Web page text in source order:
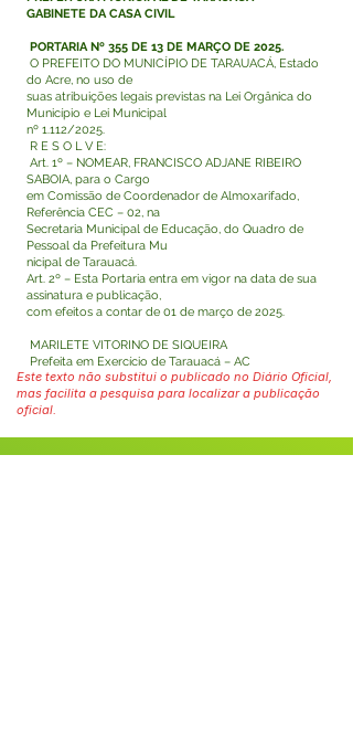
GABINETE DA CASA CIVIL
PORTARIA Nº 355 DE 13 DE MARÇO DE 2025.
O PREFEITO DO MUNICÍPIO DE TARAUACÁ, Estado
do Acre, no uso de
suas atribuições legais previstas na Lei Orgânica do
Município e Lei Municipal
nº 1.112/2025.
R E S O L V E:
Art. 1º – NOMEAR, FRANCISCO ADJANE RIBEIRO
SABOIA, para o Cargo
em Comissão de Coordenador de Almoxarifado,
Referência CEC – 02, na
Secretaria Municipal de Educação, do Quadro de
Pessoal da Prefeitura Mu
nicipal de Tarauacá.
Art. 2º – Esta Portaria entra em vigor na data de sua
assinatura e publicação,
com efeitos a contar de 01 de março de 2025.
MARILETE VITORINO DE SIQUEIRA
Prefeita em Exercício de Tarauacá – AC
Este texto não substitui o publicado no Diário Oficial,
mas facilita a pesquisa para localizar a publicação
oficial.